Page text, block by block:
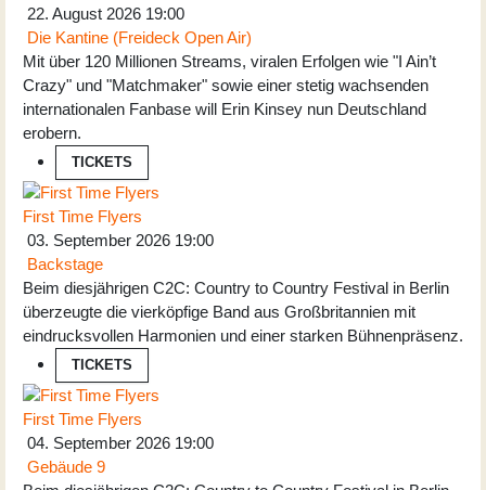
22. August 2026 19:00
Die Kantine (Freideck Open Air)
Mit über 120 Millionen Streams, viralen Erfolgen wie "I Ain’t
Crazy" und "Matchmaker" sowie einer stetig wachsenden
internationalen Fanbase will Erin Kinsey nun Deutschland
erobern.
TICKETS
First Time Flyers
03. September 2026 19:00
Backstage
Beim diesjährigen C2C: Country to Country Festival in Berlin
überzeugte die vierköpfige Band aus Großbritannien mit
eindrucksvollen Harmonien und einer starken Bühnenpräsenz.
TICKETS
First Time Flyers
04. September 2026 19:00
Gebäude 9